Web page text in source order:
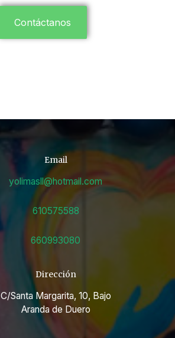
Contáctanos
Email
yolimasll@hotmail.com
610575588
660993080
Dirección
C/Santa Margarita, 10, Bajo
Aranda de Duero